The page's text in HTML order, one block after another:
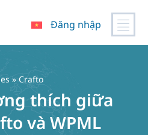
Đăng nhập
» Crafto
thích giữa
và WPML